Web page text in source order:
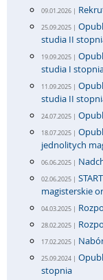
09.01.2026 |
25.09.2025 |
studia II
19.09.2025 |
studia I
11.09.2025 |
studia II
24.07.2025 |
18.07.2025 |
jednolitych
06.06.2025 |
02.06.2025 |
magisterskie
04.03.2025 |
28.02.2025 |
17.02.2025 |
25.09.2024 |
stopnia